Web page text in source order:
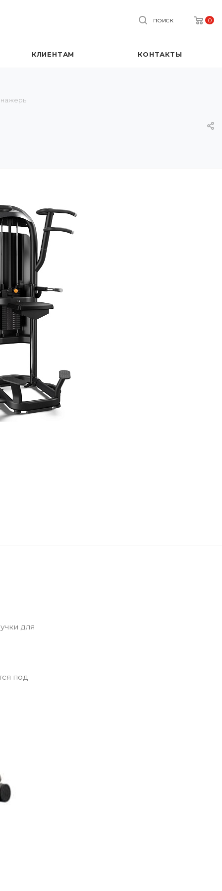
0
ПОИСК
КЛИЕНТАМ КОНТАКТЫ
для
под